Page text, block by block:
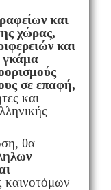
και
χώρας,
και
γκάμα
σε επαφή,
και
θα
καινοτόμων